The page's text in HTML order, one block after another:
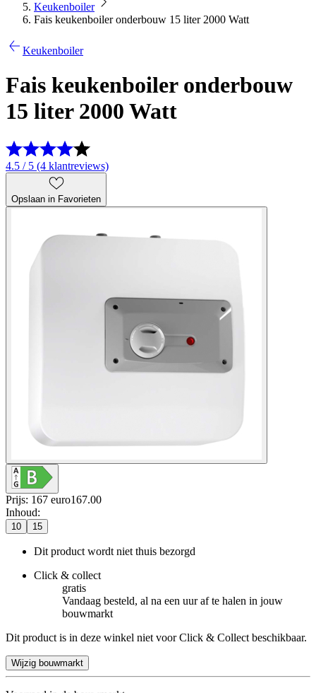
Keukenboiler
Fais keukenboiler onderbouw 15 liter 2000 Watt
Keukenboiler
Fais keukenboiler onderbouw
15 liter 2000 Watt
4.5 / 5 (4 klantreviews)
Opslaan in Favorieten
Prijs: 167 euro167.00
Inhoud:
10 15
Dit product wordt niet thuis bezorgd
Click & collect
gratis
Vandaag besteld, al na een uur af te halen in jouw
bouwmarkt
Dit product is in deze winkel niet voor Click & Collect beschikbaar.
Wijzig bouwmarkt